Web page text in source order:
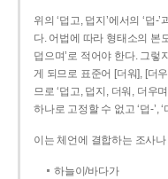
위의 ‘덥고, 덥지’에서의 ‘덥-­’
다. 어법에 따라 형태소의 본
덥으며’로 적어야 한다. 그렇
게 되므로 표준어 [더워], [더
므로 ‘덥고, 덥지, 더워, 더우
하나로 고정할 수 없고 ‘덥-’,
이는 체언에 결합하는 조사
하늘이/바다가